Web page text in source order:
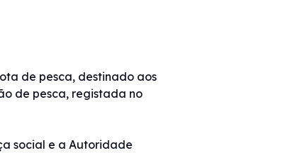
de pesca, destinado aos
de pesca, registada no
social e a Autoridade